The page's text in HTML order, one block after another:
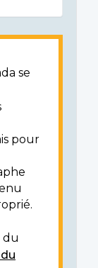
se
pour
du